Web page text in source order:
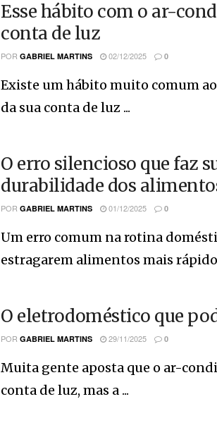
Esse hábito com o ar-
conta de luz
POR GABRIEL MARTINS 02/12/2025 0
Existe um hábito muito comum
da sua conta de luz ...
O erro silencioso que faz
durabilidade dos
POR GABRIEL MARTINS 01/12/2025 0
Um erro comum na rotina
estragarem alimentos mais
O eletrodoméstico que
POR GABRIEL MARTINS 29/11/2025 0
Muita gente aposta que o ar-
conta de luz, mas a ...